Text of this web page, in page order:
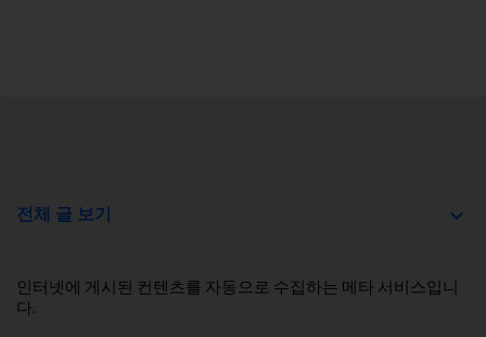
전체 글 보기
인터넷에 게시된 컨텐츠를 자동으로 수집하는 메타 서비스입니
다.